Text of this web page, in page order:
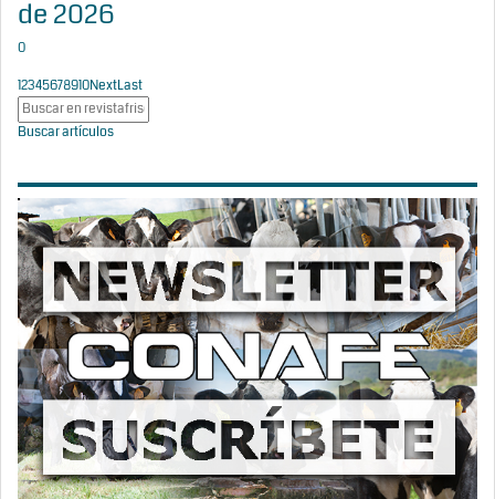
de 2026
0
12345678910NextLast
Buscar artículos